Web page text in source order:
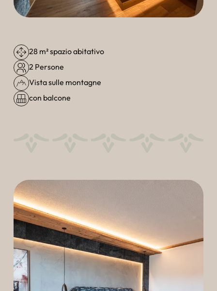
----
28 m² spazio abitativo
2 Persone
Vista sulle montagne
con balcone